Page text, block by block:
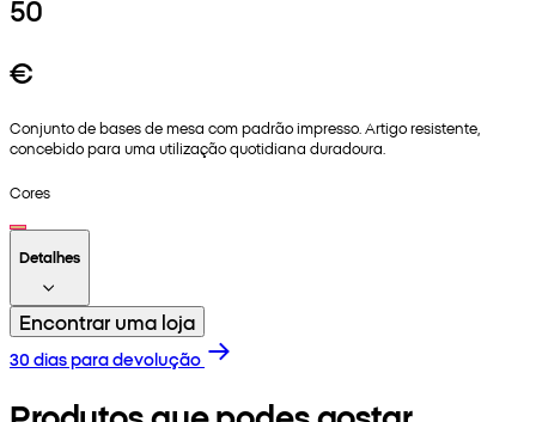
50
€
Conjunto de bases de mesa com padrão impresso. Artigo resistente,
concebido para uma utilização quotidiana duradoura.
Cores
Detalhes
Encontrar uma loja
30 dias para devolução